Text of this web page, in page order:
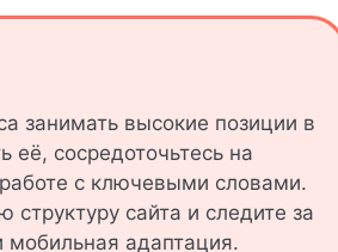
занимать высокие позиции в
её, сосредоточьтесь на
с ключевыми словами.
сайта и следите за
мобильная адаптация.